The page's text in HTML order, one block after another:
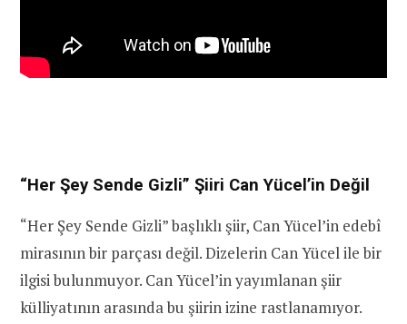
“Her Şey Sende Gizli” Şiiri Can Yücel’in Değil
“Her Şey Sende Gizli” başlıklı şiir, Can Yücel’in edebî
mirasının bir parçası değil. Dizelerin Can Yücel ile bir
ilgisi bulunmuyor. Can Yücel’in yayımlanan şiir
külliyatının arasında bu şiirin izine rastlanamıyor.